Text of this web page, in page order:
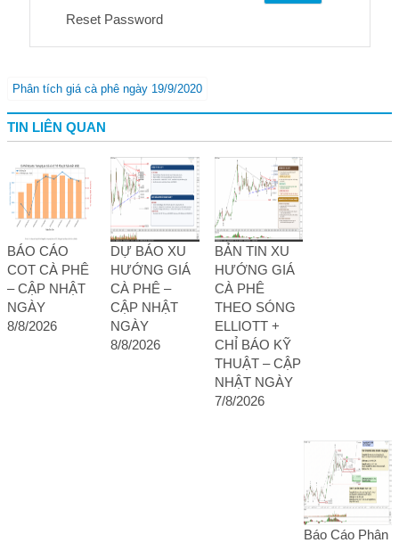
Reset Password
Phân tích giá cà phê ngày 19/9/2020
TIN LIÊN QUAN
BÁO CÁO
COT CÀ PHÊ
– CẬP NHẬT
NGÀY
8/8/2026
DỰ BÁO XU
HƯỚNG GIÁ
CÀ PHÊ –
CẬP NHẬT
NGÀY
8/8/2026
BẢN TIN XU
HƯỚNG GIÁ
CÀ PHÊ
THEO SÓNG
ELLIOTT +
CHỈ BÁO KỸ
THUẬT – CẬP
NHẬT NGÀY
7/8/2026
Báo Cáo Phân